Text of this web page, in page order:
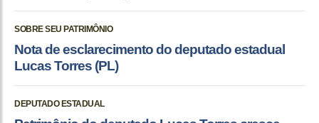
SOBRE SEU PATRIMÔNIO
Nota de esclarecimento do deputado estadual
Lucas Torres (PL)
DEPUTADO ESTADUAL